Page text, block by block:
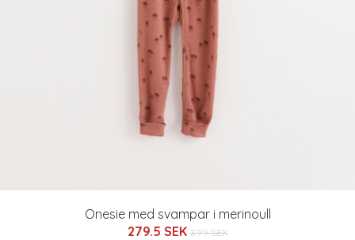
Onesie med svampar i merinoull
279.5 SEK 399 SEK